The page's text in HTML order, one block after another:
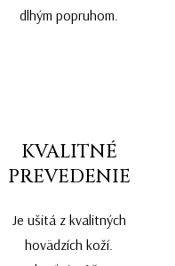
dlhým popruhom.
KVALITNÉ
PREVEDENIE
Je ušitá z kvalitných
hovädzích koží.